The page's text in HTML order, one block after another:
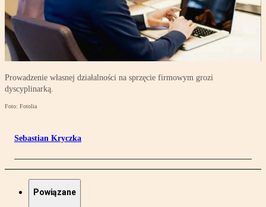
Prowadzenie własnej działalności na sprzęcie firmowym grozi
dyscyplinarką.
Foto: Fotolia
Sebastian Kryczka
Powiązane